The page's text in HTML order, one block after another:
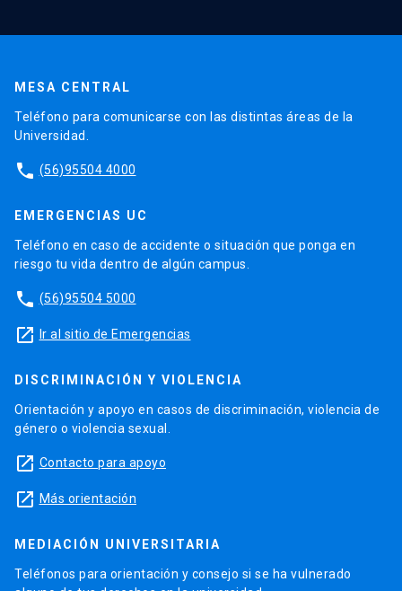
MESA CENTRAL
Teléfono para comunicarse con las distintas áreas de la
Universidad.
phone (56)95504 4000
EMERGENCIAS UC
Teléfono en caso de accidente o situación que ponga en
riesgo tu vida dentro de algún campus.
phone (56)95504 5000
launch Ir al sitio de Emergencias
DISCRIMINACIÓN Y VIOLENCIA
Orientación y apoyo en casos de discriminación, violencia de
género o violencia sexual.
launch Contacto para apoyo
launch Más orientación
MEDIACIÓN UNIVERSITARIA
Teléfonos para orientación y consejo si se ha vulnerado